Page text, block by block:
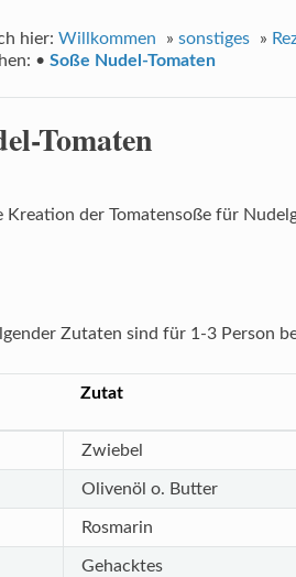
hier:Willkommen »sonstiges »
• Soße Nudel-Tomaten
Tomaten
Kreation der Tomatensoße für
Zutaten sind für 1-3 Person
Zutat
Zwiebel
Olivenöl o. Butter
Rosmarin
Gehacktes